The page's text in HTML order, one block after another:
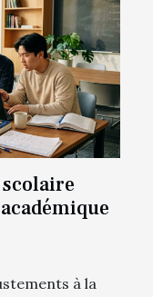
à la